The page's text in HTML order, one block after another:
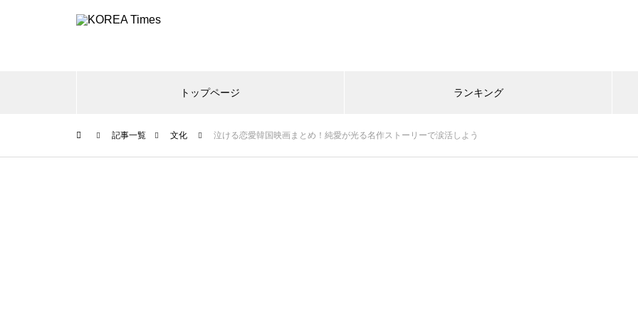
トップページ ランキング
記事一覧 文化 泣ける恋愛韓国映画まとめ！純愛が光る名作ストーリーで涙活しよう